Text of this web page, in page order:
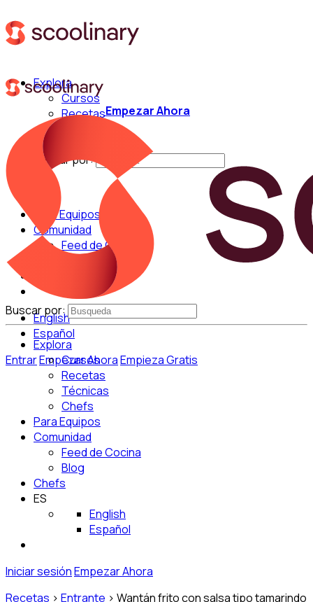
Explora
Cursos
Recetas
Buscar por:
Para Equipos
Comunidad
Feed de Cocina
English
Español
EntrarEmpezar AhoraEmpieza Gratis
Empezar Ahora
Buscar por:
Explora
Cursos
Recetas
Técnicas
Chefs
Para Equipos
Comunidad
Feed de Cocina
Blog
Chefs
ES
English
Español
Iniciar sesiónEmpezar Ahora
Recetas > Entrante > Wantán frito con salsa tipo tamarindo